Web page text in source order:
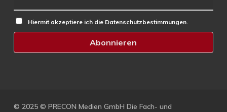
Hiermit akzeptiere ich die Datenschutzbestimmungen.
© 2025 © PRECON Medien GmbH Die Fach- und